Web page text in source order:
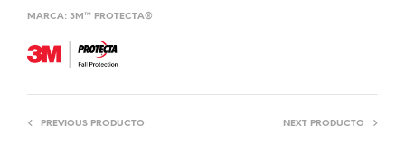
MARCA: 3M™ PROTECTA®
PREVIOUS PRODUCTO NEXT PRODUCTO